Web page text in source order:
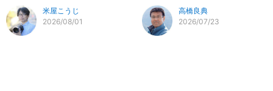
米屋こうじ
2026/08/01
高橋良典
2026/07/23